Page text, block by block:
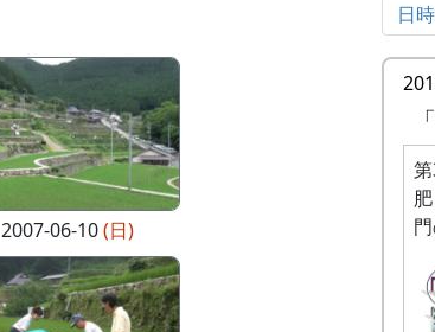
2007-06-10(日)
日時